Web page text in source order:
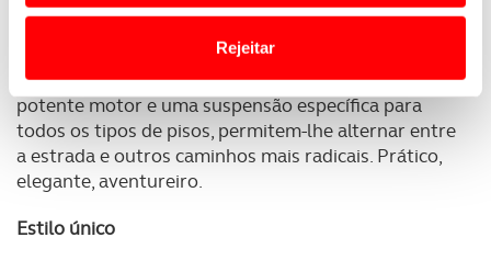
o acesso a informações durante a navegação no
personalizar conteúdos e anúncios, para lhe proporcionar
funcionalidades de redes sociais, bem como para
analisar dados de navegação no nosso website.
Adicionalmente partilhamos informação, relativa à sua
Rejeitar
extrovertido e elevada funcionalidade. A
combinação da tração quattro, de série, com um
potente motor e uma suspensão específica para
todos os tipos de pisos, permitem-lhe alternar entre
a estrada e outros caminhos mais radicais. Prático,
elegante, aventureiro.
Estilo único